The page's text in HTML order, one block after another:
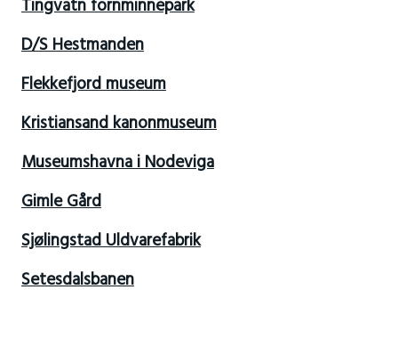
Tingvatn fornminnepark
D/S Hestmanden
Flekkefjord museum
Kristiansand kanonmuseum
Museumshavna i Nodeviga
Gimle Gård
Sjølingstad Uldvarefabrik
Setesdalsbanen